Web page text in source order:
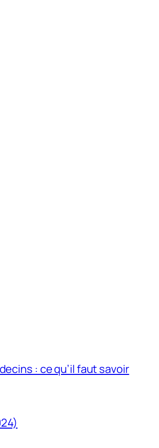
: ce qu’il faut savoir